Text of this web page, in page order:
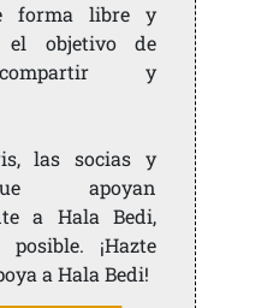
forma libre y
el objetivo de
y
las socias y
apoyan
a Hala Bedi,
¡Hazte
a Hala Bedi!